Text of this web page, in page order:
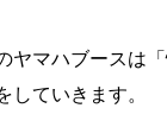
ヤマハブースは
していきます。